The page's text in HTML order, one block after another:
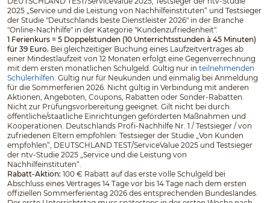
2025 „Service und die Leistung von Nachhilfeinstituten“ und Testsieger
der Studie "Deutschlands beste Dienstleister 2026" in der Branche
"Online-Nachhilfe" in der Kategorie "Kundenzufriedenheit".
1 Ferienkurs = 5 Doppelstunden (10 Unterrichtsstunden à 45 Minuten)
für 39 Euro. Bei gleichzeitiger Buchung eines Laufzeitvertrages ab
einer Mindestlaufzeit von 12 Monaten erfolgt eine Gegenverrechnung
mit dem ersten monatlichen Schulgeld. Gültig nur in teilnehmenden
Schülerhilfen. Gültig nur für Neukunden und einmalig bei Anmeldung
für die Sommerferien 2026. Nicht gültig in Verbindung mit anderen
Aktionen, Angeboten, Coupons, Rabatten oder Sonder-Rabatten.
Nicht zur Prüfungsvorbereitung geeignet. Gilt nicht bei durch
öffentliche/staatliche Einrichtungen geförderten Maßnahmen und
Kooperationen. Deutschlands Profi-Nachhilfe Nr. 1 / Testsieger / von
zufriedenen Eltern empfohlen: Testsieger der Studie „Von Kunden
empfohlen“, DEUTSCHLAND TEST/ServiceValue 2025 und Testsieger
der ntv-Studie 2025 „Service und die Leistung von
Nachhilfeinstituten“.
Rabatt-Aktion: 100 € Rabatt auf das erste volle Schulgeld bei
Abschluss eines Vertrages 14 Tage vor bis 14 Tage nach dem ersten
offiziellen Sommerferientag 2026 des entsprechenden Bundeslandes.